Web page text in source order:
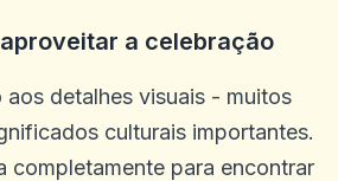
a celebração
aos detalhes visuais - muitos
culturais importantes.
completamente para encontrar